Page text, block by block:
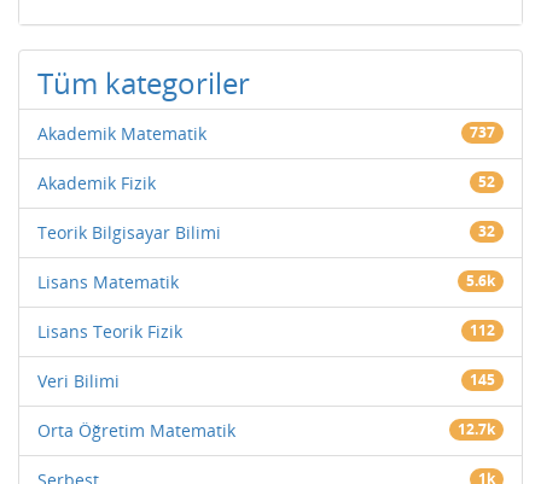
Tüm kategoriler
Akademik Matematik 737
Akademik Fizik 52
Teorik Bilgisayar Bilimi 32
Lisans Matematik 5.6k
Lisans Teorik Fizik 112
Veri Bilimi 145
Orta Öğretim Matematik 12.7k
Serbest 1k